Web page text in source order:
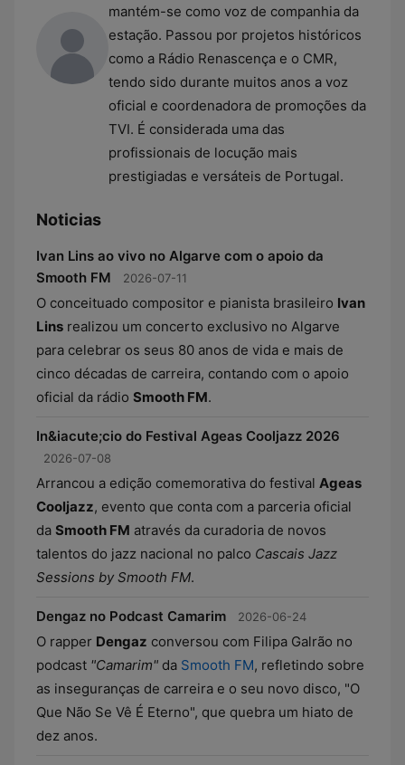
mantém-se como voz de companhia da
estação. Passou por projetos históricos
como a Rádio Renascença e o CMR,
tendo sido durante muitos anos a voz
oficial e coordenadora de promoções da
TVI. É considerada uma das
profissionais de locução mais
prestigiadas e versáteis de Portugal.
Noticias
Ivan Lins ao vivo no Algarve com o apoio da
Smooth FM
2026-07-11
O conceituado compositor e pianista brasileiro Ivan
Lins realizou um concerto exclusivo no Algarve
para celebrar os seus 80 anos de vida e mais de
cinco décadas de carreira, contando com o apoio
oficial da rádio Smooth FM.
In&iacute;cio do Festival Ageas Cooljazz 2026
2026-07-08
Arrancou a edição comemorativa do festival Ageas
Cooljazz, evento que conta com a parceria oficial
da Smooth FM através da curadoria de novos
talentos do jazz nacional no palco Cascais Jazz
Sessions by Smooth FM.
Dengaz no Podcast Camarim 2026-06-24
O rapper Dengaz conversou com Filipa Galrão no
podcast "Camarim" da Smooth FM, refletindo sobre
as inseguranças de carreira e o seu novo disco, "O
Que Não Se Vê É Eterno", que quebra um hiato de
dez anos.